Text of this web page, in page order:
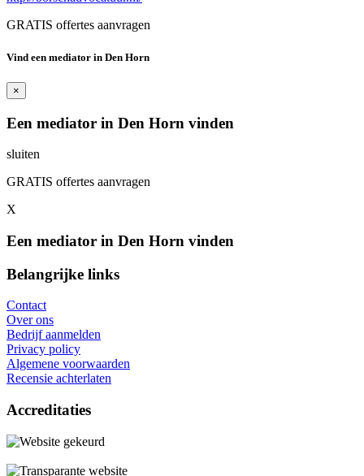
GRATIS offertes aanvragen
Vind een mediator in Den Horn
×
Een mediator in Den Horn vinden
sluiten
GRATIS offertes aanvragen
X
Een mediator in Den Horn vinden
Belangrijke links
Contact
Over ons
Bedrijf aanmelden
Privacy policy
Algemene voorwaarden
Recensie achterlaten
Accreditaties